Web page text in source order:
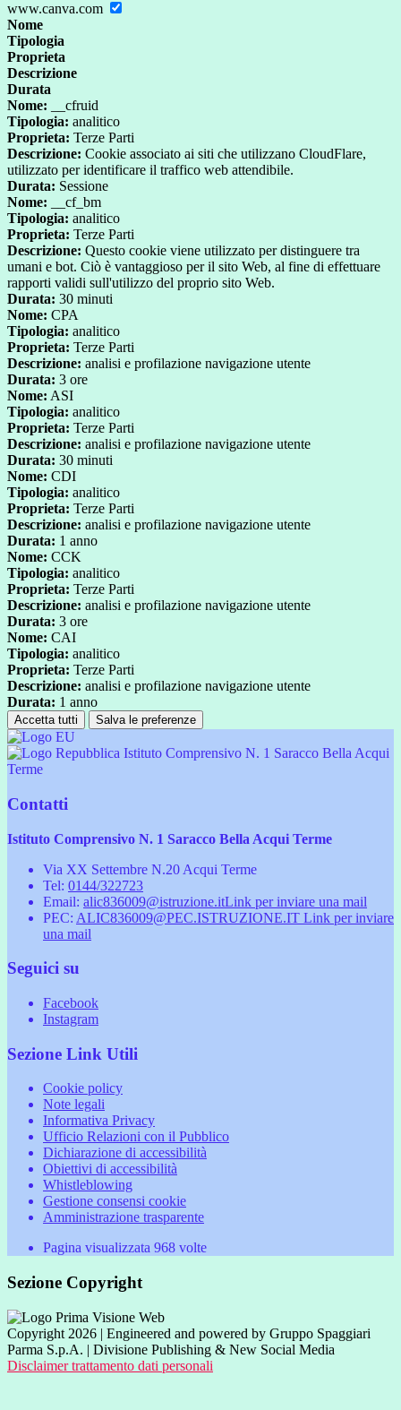
www.canva.com
Nome
Tipologia
Proprieta
Descrizione
Durata
Nome: __cfruid
Tipologia: analitico
Proprieta: Terze Parti
Descrizione: Cookie associato ai siti che utilizzano CloudFlare,
utilizzato per identificare il traffico web attendibile.
Durata: Sessione
Nome: __cf_bm
Tipologia: analitico
Proprieta: Terze Parti
Descrizione: Questo cookie viene utilizzato per distinguere tra
umani e bot. Ciò è vantaggioso per il sito Web, al fine di effettuare
rapporti validi sull'utilizzo del proprio sito Web.
Durata: 30 minuti
Nome: CPA
Tipologia: analitico
Proprieta: Terze Parti
Descrizione: analisi e profilazione navigazione utente
Durata: 3 ore
Nome: ASI
Tipologia: analitico
Proprieta: Terze Parti
Descrizione: analisi e profilazione navigazione utente
Durata: 30 minuti
Nome: CDI
Tipologia: analitico
Proprieta: Terze Parti
Descrizione: analisi e profilazione navigazione utente
Durata: 1 anno
Nome: CCK
Tipologia: analitico
Proprieta: Terze Parti
Descrizione: analisi e profilazione navigazione utente
Durata: 3 ore
Nome: CAI
Tipologia: analitico
Proprieta: Terze Parti
Descrizione: analisi e profilazione navigazione utente
Durata: 1 anno
Accetta tutti Salva le preferenze
Istituto Comprensivo N. 1 Saracco Bella Acqui
Terme
Contatti
Istituto Comprensivo N. 1 Saracco Bella Acqui Terme
Via XX Settembre N.20 Acqui Terme
Tel: 0144/322723
Email: alic836009@istruzione.itLink per inviare una mail
PEC: ALIC836009@PEC.ISTRUZIONE.IT Link per inviare
una mail
Seguici su
Facebook
Instagram
Sezione Link Utili
Cookie policy
Note legali
Informativa Privacy
Ufficio Relazioni con il Pubblico
Dichiarazione di accessibilità
Obiettivi di accessibilità
Whistleblowing
Gestione consensi cookie
Amministrazione trasparente
Pagina visualizzata 968 volte
Sezione Copyright
Copyright 2026 | Engineered and powered by Gruppo Spaggiari
Parma S.p.A. | Divisione Publishing & New Social Media
Disclaimer trattamento dati personali